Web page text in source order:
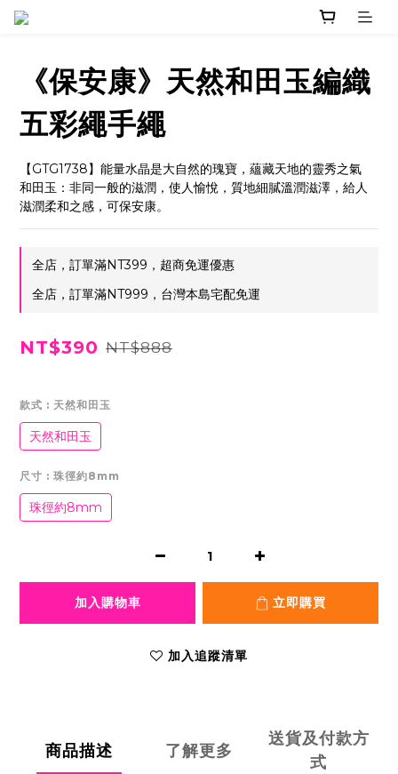
《保安康》天然和田玉編織
五彩繩手繩
【GTG1738】能量水晶是大自然的瑰寶，蘊藏天地的靈秀之氣
和田玉：非同一般的滋潤，使人愉悅，質地細膩溫潤滋澤，給人
滋潤柔和之感，可保安康。
全店，訂單滿NT399，超商免運優惠
全店，訂單滿NT999，台灣本島宅配免運
NT$390 NT$888
款式 : 天然和田玉
天然和田玉
尺寸 : 珠徑約8mm
珠徑約8mm
加入購物車 立即購買
加入追蹤清單
商品描述 了解更多
送貨及付款方
式